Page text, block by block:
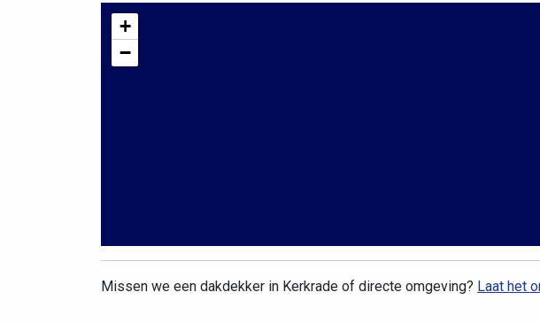
+
−
Missen we een dakdekker in Kerkrade of directe omgeving? Laat het